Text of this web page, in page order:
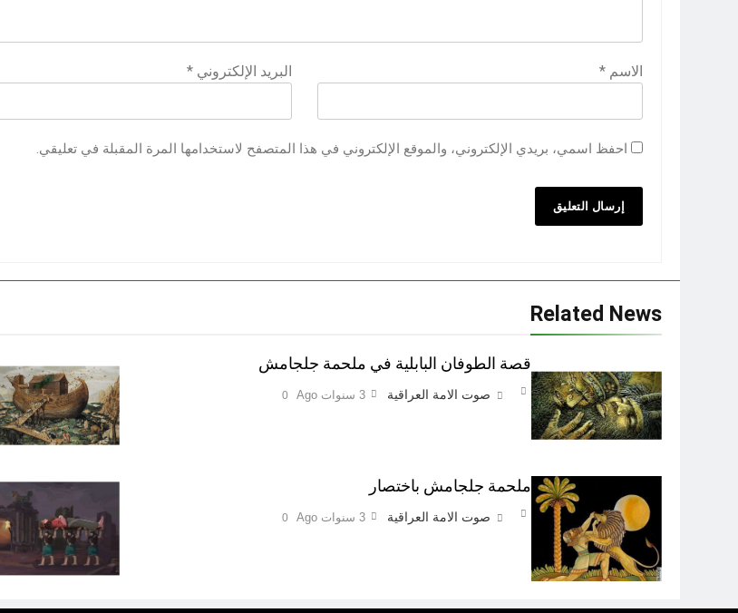
الاسم * البريد الإلكتروني*
احفظ اسمي، بريدي الإلكتروني، والموقع الإلكتروني في هذا المتصفح لاستخدامها المرة المقبلة في تعليقي.
Related News
قصة الطوفان البابلية في ملحمة جلجامش
صوت الامة العراقية 3 سنوات Ago 0
ملحمة جلجامش باختصار
صوت الامة العراقية 3 سنوات Ago 0